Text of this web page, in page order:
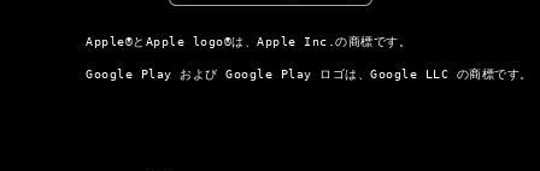
          Apple®とApple logo®は、Apple Inc.の商標です。
          Google Play および Google Play ロゴは、Google LLC の商標です。